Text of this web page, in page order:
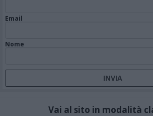
Email
Nome
Vai al sito in modalità